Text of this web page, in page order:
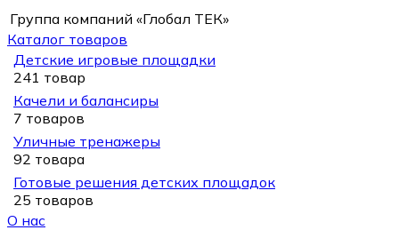
Группа компаний «Глобал ТЕК»
Каталог товаров
Детские игровые площадки
241 товар
Качели и балансиры
7 товаров
Уличные тренажеры
92 товара
Готовые решения детских площадок
25 товаров
О нас